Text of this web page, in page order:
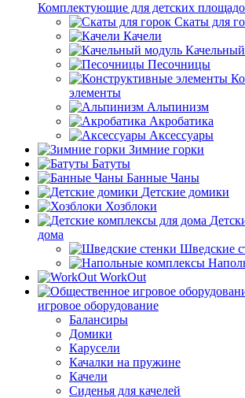
Комплектующие для детских
Скаты для
Качели
Песочницы
элементы
Альпинизм
Акробатика
Аксессуары
Зимние горки
Батуты
Банные Чаны
Детские домики
Хозблоки
дома
Шведские
WorkOut
игровое оборудование
Балансиры
Домики
Карусели
Качалки на пружине
Качели
Сиденья для качелей